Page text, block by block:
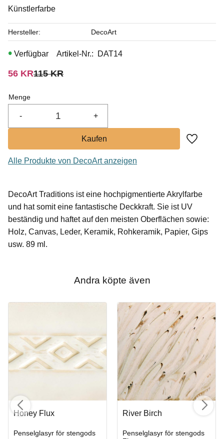
Künstlerfarbe
Reduzierter Preis:
56 KRUrsprünglicher Preis:
115KR
Menge
+
-
Zu
Artikel-Nr. DAT14
Hersteller DecoArt
Alle Produkte von DecoArt anzeigen
DecoArt Traditions ist eine hochpigmentierte Akrylfarbe
und hat somit eine fantastische Deckkraft. Sie ist UV
beständig und haftet auf den meisten Oberflächen sowie:
Holz, Canvas, Leder, Keramik, Rohkeramik, Papier, Gips
usw. 89 ml.
Andra köpte även
Honey Flux
Penselglasyr för stengods
River Birch
Penselglasyr för stengods